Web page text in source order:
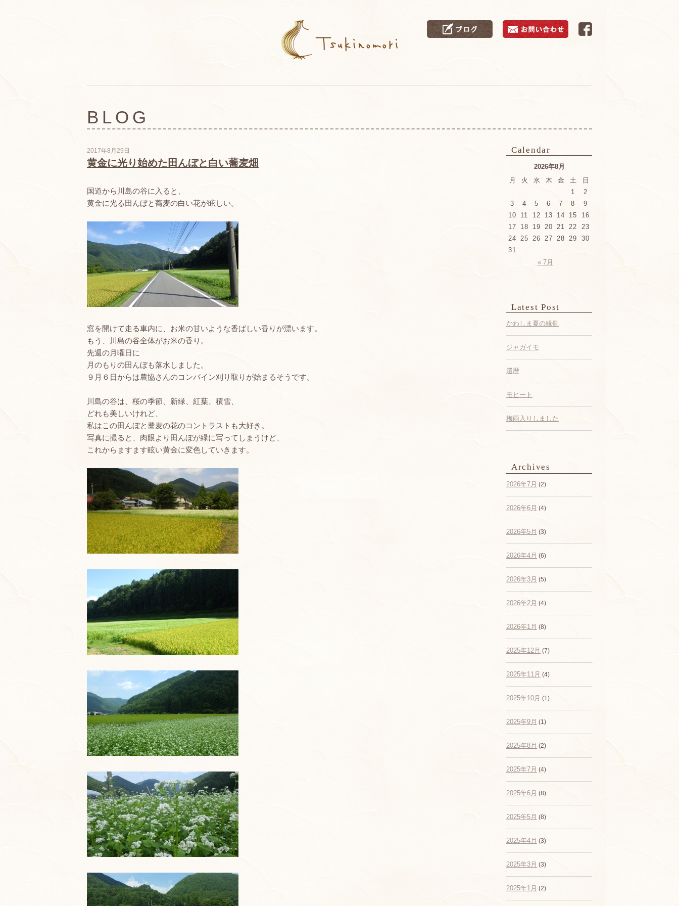
BLOG
2017年8月29日
黄金に光り始めた田んぼと白い蕎麦畑
国道から川島の谷に入ると、
黄金に光る田んぼと蕎麦の白い花が眩しい。
窓を開けて走る車内に、お米の甘いような香ばしい香りが漂います。
もう、川島の谷全体がお米の香り。
先週の月曜日に
月のもりの田んぼも落水しました。
９月６日からは農協さんのコンバイン刈り取りが始まるそうです。
川島の谷は、桜の季節、新緑、紅葉、積雪、
どれも美しいけれど、
私はこの田んぼと蕎麦の花のコントラストも大好き。
写真に撮ると、肉眼より田んぼが緑に写ってしまうけど、
これからますます眩い黄金に変色していきます。
Calendar
2026年8月
月
火 水 木 金 土
日
1
2
3
4 5 6 7 8
9
10
11 12 13 14 15
16
17
18 19 20 21 22
23
24 25 26 27 28 29
30
31
« 7月
Latest Post
かわしま夏の縁側
ジャガイモ
還暦
モヒート
梅雨入りしました
Archives
2026年7月 (2)
2026年6月 (4)
2026年5月 (3)
2026年4月 (6)
2026年3月 (5)
2026年2月 (4)
2026年1月 (8)
2025年12月 (7)
2025年11月 (4)
2025年10月 (1)
2025年9月 (1)
2025年8月 (2)
2025年7月 (4)
2025年6月 (8)
2025年5月 (8)
2025年4月 (3)
2025年3月 (3)
2025年1月 (2)